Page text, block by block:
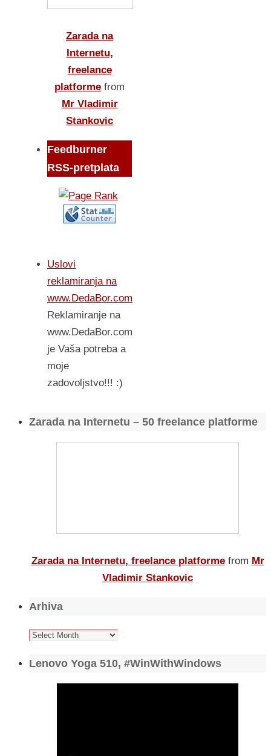
Zarada na
Internetu,
freelance
platforme from
Mr Vladimir
Stankovic
Feedburner
RSS-pretplata
Uslovi
reklamiranja na
www.DedaBor.com
Reklamiranje na
www.DedaBor.com
je Vaša potreba a
moje
zadovoljstvo!!! :)
Zarada na Internetu – 50 freelance platforme
Zarada na Internetu, freelance platforme from Mr
Vladimir Stankovic
Arhiva
Arhiva
Lenovo Yoga 510, #WinWithWindows